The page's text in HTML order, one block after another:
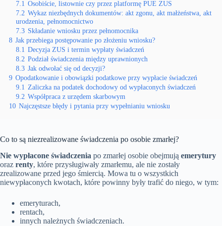
7.1 Osobiście, listownie czy przez platformę PUE ZUS
7.2 Wykaz niezbędnych dokumentów: akt zgonu, akt małżeństwa, akt
urodzenia, pełnomocnictwo
7.3 Składanie wniosku przez pełnomocnika
8 Jak przebiega postępowanie po złożeniu wniosku?
8.1 Decyzja ZUS i termin wypłaty świadczeń
8.2 Podział świadczenia między uprawnionych
8.3 Jak odwołać się od decyzji?
9 Opodatkowanie i obowiązki podatkowe przy wypłacie świadczeń
9.1 Zaliczka na podatek dochodowy od wypłaconych świadczeń
9.2 Współpraca z urzędem skarbowym
10 Najczęstsze błędy i pytania przy wypełnianiu wniosku
Co to są niezrealizowane świadczenia po osobie zmarłej?
Nie wypłacone świadczenia po zmarłej osobie obejmują emerytury
oraz renty, które przysługiwały zmarłemu, ale nie zostały
zrealizowane przed jego śmiercią. Mowa tu o wszystkich
niewypłaconych kwotach, które powinny były trafić do niego, w tym:
emeryturach,
rentach,
innych należnych świadczeniach.